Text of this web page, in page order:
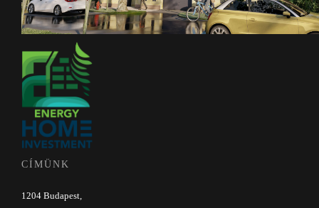
CÍMÜNK
1204 Budapest,